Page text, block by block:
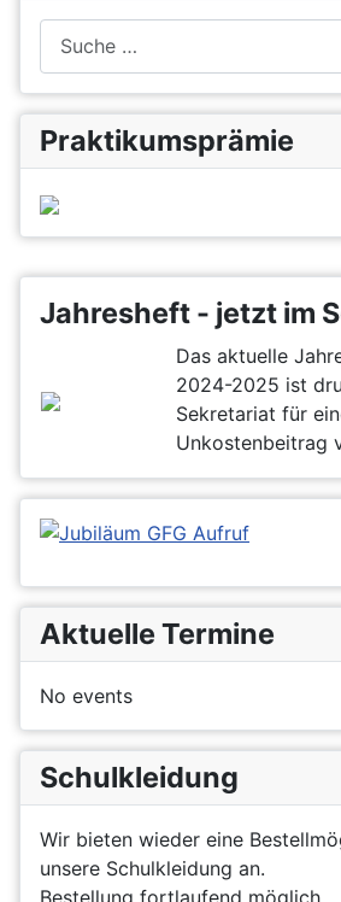
Jahresheft - jetzt im
Das aktuelle
2024-2025 ist
Sekretariat für
Unkostenbeitrag
Aktuelle Termine
No events
Schulkleidung
Wir bieten wieder eine
unsere Schulkleidung an.
Bestellung fortlaufend möglich.
Praktikumsprämie